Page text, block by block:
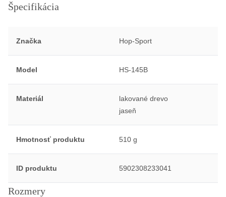
Špecifikácia
Značka Hop-Sport
Model HS-145B
Materiál
lakované drevo
jaseň
Hmotnosť produktu 510 g
ID produktu 5902308233041
Rozmery